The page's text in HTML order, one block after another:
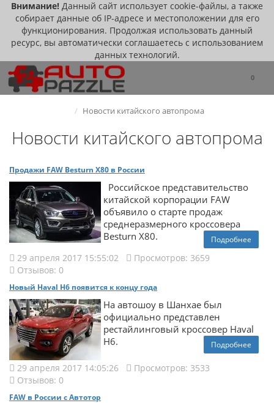
Внимание! Данный сайт использует cookie-файлы, а также
собирает данные об IP-адресе и местоположении для его
функционирования. Продолжая использовать данный
ресурс, вы автоматически соглашаетесь с использованием
данных технологий.
0
Новости китайского автопрома
Новости китайского автопрома
Продажи FAW Besturn X80 в России
Российское представительство
китайской корпорации FAW
объявило о старте продаж
среднеразмерного кроссовера
Besturn X80.
Подробнее
29 апреля 2017 15:55:02
Просмотров: 3659
Отзывов: 0
Новый Haval H6 появится к концу года
На автошоу в Шанхае был
официально представлен
рестайлинговый кроссовер Haval
H6.
Подробнее
29 апреля 2017 14:05:26
Просмотров: 3533
Отзывов: 0
FAW в России с Автотор